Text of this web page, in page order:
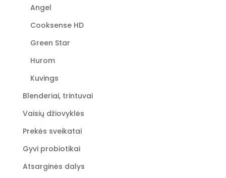
page
Angel
Cooksense HD
Green Star
Hurom
Kuvings
Blenderiai, trintuvai
Vaisių džiovyklės
Prekės sveikatai
Gyvi probiotikai
Atsarginės dalys